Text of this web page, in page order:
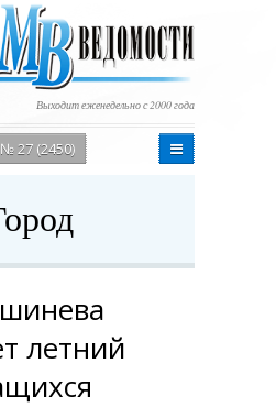
Выходит еженедельно с 2000 года
27 (2450)
летний